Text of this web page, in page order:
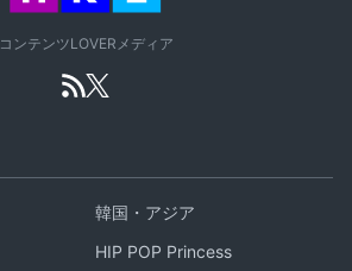
コンテンツLOVERメディア
韓国・アジア
HIP POP Princess